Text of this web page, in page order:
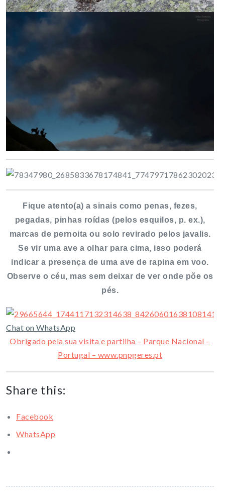
Fique atento(a) a sinais como penas, fezes,
pegadas, pinhas roídas (pelos esquilos, p. ex.),
marcas de pernoita ou solo revirado pelos javalis.
Se vir uma ave a olhar para cima, isso poderá
indicar a presença de uma ave de rapina em voo.
Observe o céu, mas sem deixar de ver onde põe os
pés.
Chat on WhatsApp
Obrigado pela sua visita e partilha – Parque Nacional –
Portugal – www.pnpgeres.pt
Share this:
Facebook
WhatsApp